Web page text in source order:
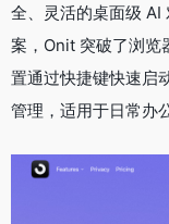
全、灵活的桌面级 AI
案，Onit 突破了浏览
置通过快捷键快速启
管理，适用于日常办